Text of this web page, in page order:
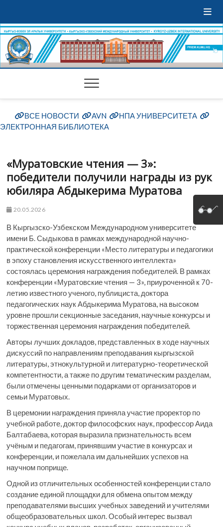
ВСЕ НОВОСТИ AVN
НПА УНИВЕРСИТЕТА
ЭЛЕКТРОННАЯ БИБЛИОТЕКА
«Муратовские чтения — 3»:
победители получили награды из рук
юбиляра Абдыкерима Муратова
20.05.2026
В Кыргызско-Узбекском Международном университете
имени Б. Сыдыкова в рамках международной научно-
практической конференции «Место литературы и педагогики
в эпоху становления искусственного интеллекта»
состоялась церемония награждения победителей. В рамках
конференции «Муратовские чтения — 3», приуроченной к 70-
летию известного ученого, публициста, доктора
педагогических наук Абдыкерима Муратова, на высоком
уровне прошли секционные заседания, научные конкурсы и
торжественная церемония награждения победителей.
Авторы лучших докладов, представленных в ходе научных
дискуссий по направлениям преподавания кыргызской
литературы, этнокультурной и литературно-теоретической
компетентности, а также по другим тематическим разделам,
были отмечены ценными подарками от организаторов и
семьи Муратовых.
В церемонии награждения приняла участие проректор по
учебной работе, доктор философских наук, профессор Аида
Балтабаева, которая выразила признательность всем
учёным и педагогам, принявшим участие в конкурсах и
конференции, и пожелала им дальнейших успехов на
научном поприще.
Одной из отличительных особенностей конференции стало
создание единой площадки для обмена опытом между
преподавателями высших учебных заведений и учителями
общеобразовательных школ. Особый интерес вызвал